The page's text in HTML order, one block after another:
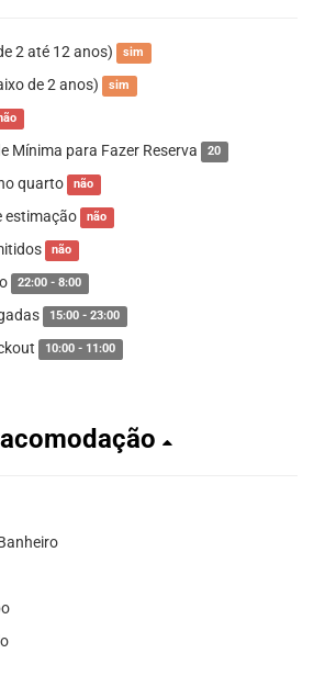
2 até 12 anos) sim
de 2 anos) sim
Mínima para Fazer Reserva 20
quarto não
estimação não
não
22:00 - 8:00
15:00 - 23:00
10:00 - 11:00